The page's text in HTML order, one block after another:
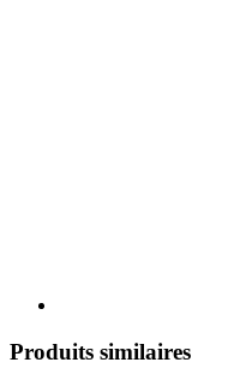
Produits similaires